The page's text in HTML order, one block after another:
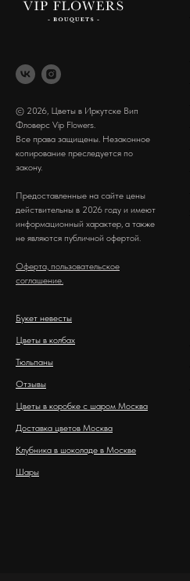
© 2026, Цветы в Иркутске Вип
Фловерс Vip Flowers.
Все права защищены. Незаконное
копирование преследуется по
закону.
Предоставленные на сайте цены
действительны в 2026 году и имеют
информационный характер, а также
не являются публичной офертой.
Оферта, пользовательское
соглашение.
Букет невесты
Цветы в колбах
Тюльпаны
Отзывы
Цветы в коробке с шаром Москва
Доставка цветов Москва
Клубника в шоколаде в Москве
Шары